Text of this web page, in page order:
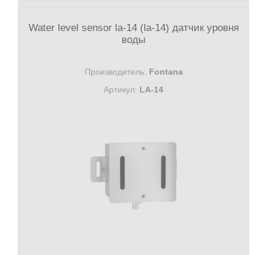
Water level sensor la-14 (la-14) датчик уровня
воды
Производитель: Fontana
Артикул: LA-14